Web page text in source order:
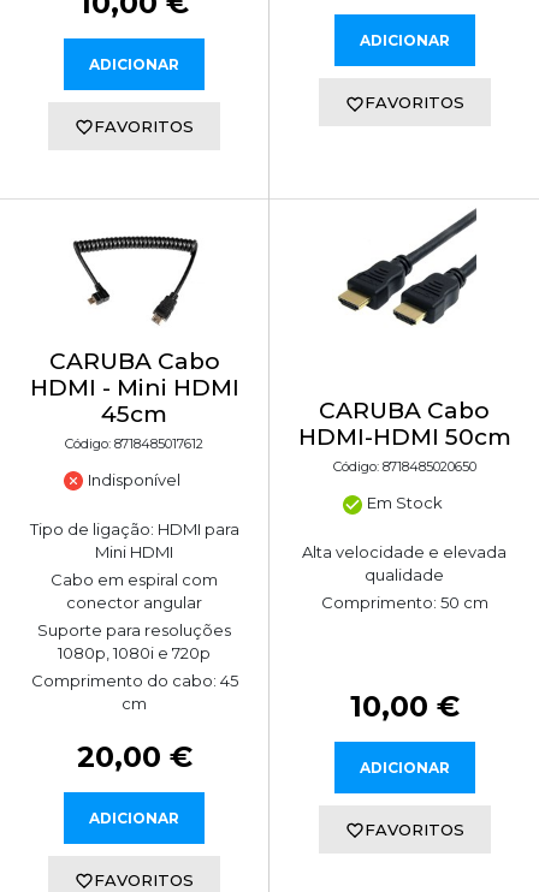
ADICIONAR
FAVORITOS
ADICIONAR
FAVORITOS
CARUBA Cabo
HDMI - Mini HDMI
45cm
Código: 8718485017612
Indisponível
Tipo de ligação: HDMI para
Mini HDMI
Cabo em espiral com
conector angular
Suporte para resoluções
1080p, 1080i e 720p
Comprimento do cabo: 45
cm
20,00 €
ADICIONAR
FAVORITOS
CARUBA Cabo
HDMI-HDMI 50cm
Código: 8718485020650
Em Stock
Alta velocidade e elevada
qualidade
Comprimento: 50 cm
10,00 €
ADICIONAR
FAVORITOS